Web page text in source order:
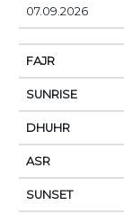
07.09.2026